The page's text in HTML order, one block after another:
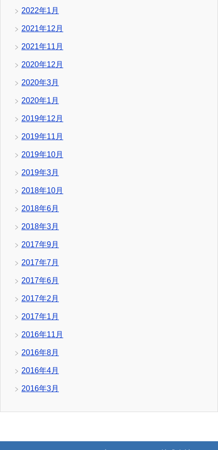
2022年1月
2021年12月
2021年11月
2020年12月
2020年3月
2020年1月
2019年12月
2019年11月
2019年10月
2019年3月
2018年10月
2018年6月
2018年3月
2017年9月
2017年7月
2017年6月
2017年2月
2017年1月
2016年11月
2016年8月
2016年4月
2016年3月